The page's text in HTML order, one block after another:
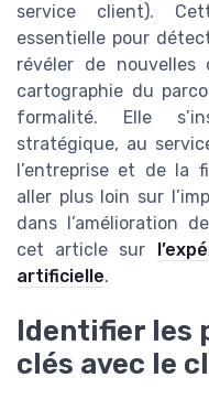
service client).
essentielle pour
révéler de nouvelles
cartographie du
formalité. Elle
stratégique, au
l’entreprise et de la
aller plus loin sur
dans l’amélioration
cet article sur
artificielle.
Identifier les
clés avec le